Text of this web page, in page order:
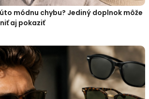
módnu chybu? Jediný doplnok môže
aj pokaziť